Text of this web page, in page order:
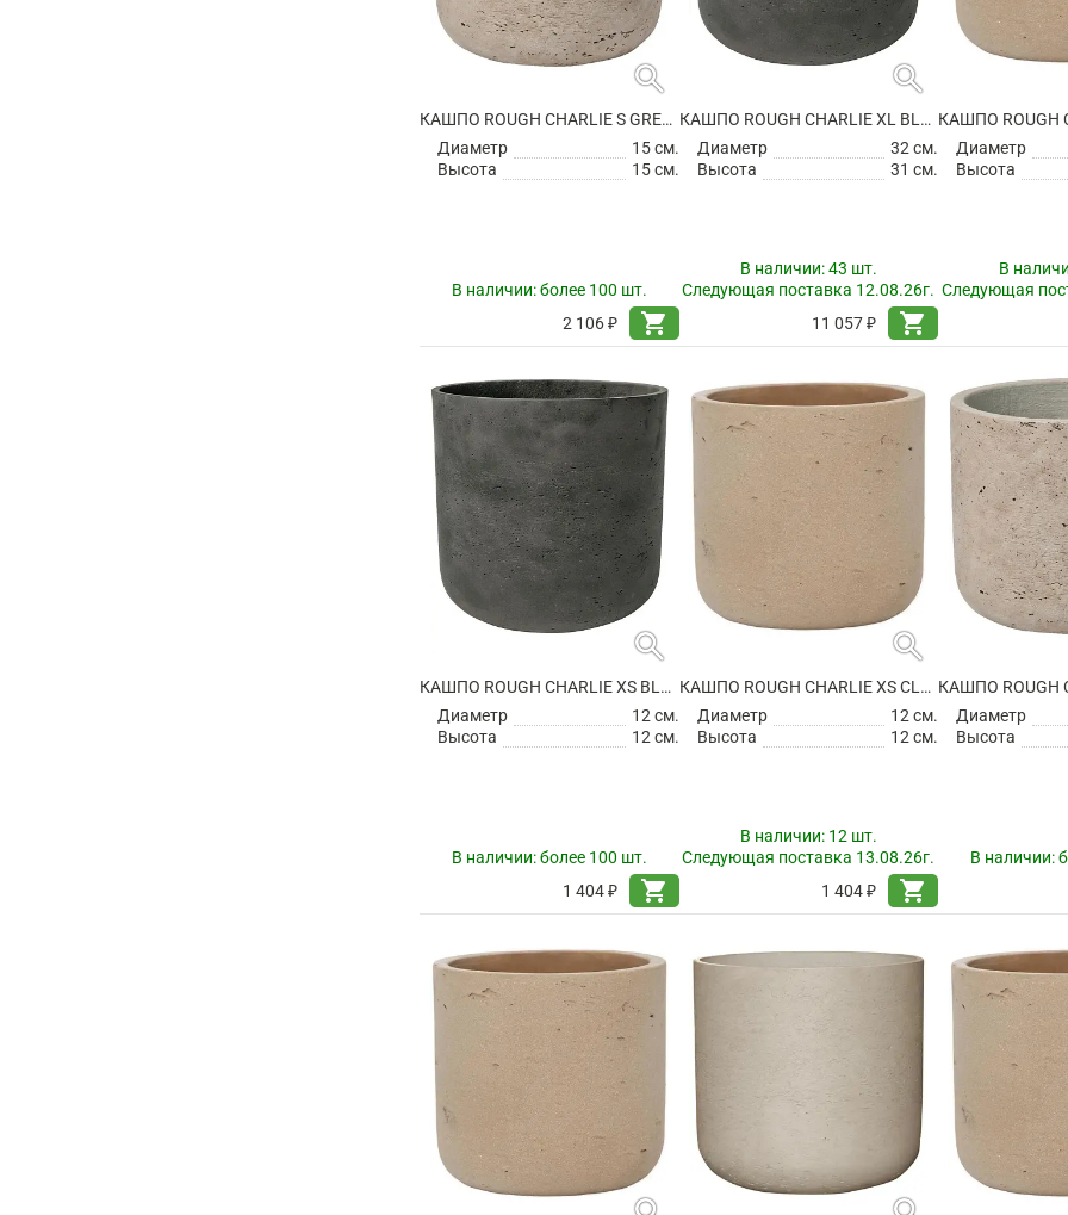
search
КАШПО ROUGH CHARLIE S GREY WASHED
Диаметр
15 см.
Высота
15 см.
В наличии:более 100 шт.
2 106 ₽
shopping_cart
search
КАШПО ROUGH CHARLIE XL BLACK WASHED
Диаметр
32 см.
Высота
31 см.
В наличии:43 шт.
Следующая поставка 12.08.26г.
11 057 ₽
shopping_cart
Диаметр
Высота
В
Следующая
search
КАШПО ROUGH CHARLIE XS BLACK WASHED
Диаметр
12 см.
Высота
12 см.
В наличии:более 100 шт.
1 404 ₽
shopping_cart
search
КАШПО ROUGH CHARLIE XS CLAY WASHED
Диаметр
12 см.
Высота
12 см.
В наличии: 12 шт.
Следующая поставка 13.08.26г.
1 404 ₽
shopping_cart
Диаметр
Высота
В наличии: